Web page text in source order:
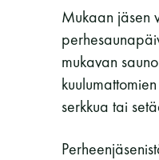
Mukaan jäsen
mukavan
serkkua tai